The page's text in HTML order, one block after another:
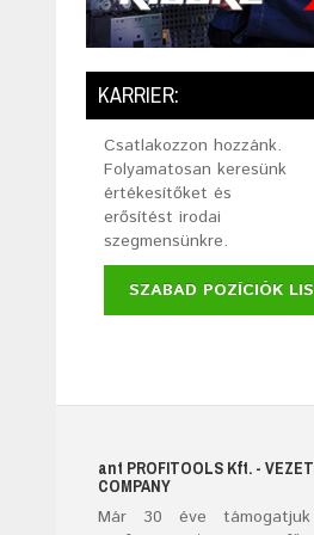
KARRIER:
Csatlakozzon hozzánk.
Folyamatosan keresünk
értékesítőket és
erősítést irodai
szegmensünkre.
SZABAD POZÍCIÓK
ant PROFITOOLS Kft. -
COMPANY
Már 30éve